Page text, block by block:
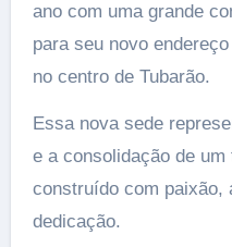
ano com uma grande
para seu novo
no centro de Tubarão.
Essa nova sede
e a consolidação de
construído com paixão,
dedicação.